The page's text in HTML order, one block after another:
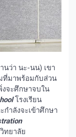
ว่า นะ-นน) เขา
ที่มาพร้อมกับส่วน
งจะศึกษาจบใน
โรงเรียน
ำลังจะเข้าศึกษา
ทยาลัย